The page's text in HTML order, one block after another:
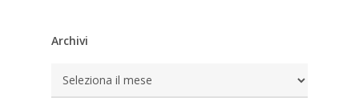
Archivi
Archivi